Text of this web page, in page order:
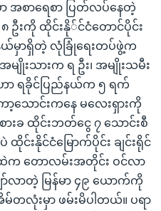
အစာရေစာ ပြတ်လပ်နေတဲ့
ဦးကို ထိုင်းနို်င်ငံတောင်ပိုင်း
ယ်မှာရှိတဲ့ လုံခြုံရေးတပ်ဖွဲ့က
မျိုးသားက ရ ဦး၊ အမျိုးသမီး
ာ ရခိုင်ပြည်နယ်က ၅ ရက်
သောင်းကနေ မလေးရှားကို
းခ ထိုင်းဘတ်ငွေ ၇ သောင်းစီ
းနိုင်ငံမြောက်ပိုင်း ချင်းရိုင်
က တောလမ်းအတိုင်း ဝင်လာ
လာတဲ့ မြန်မာ ၄၉ ယောက်ကို
းမှာ ဖမ်းမိပါတယ်။ ပရာ